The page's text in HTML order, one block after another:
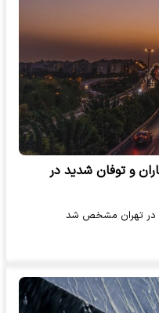
و توفان شدید در
در تهران مشخص شد